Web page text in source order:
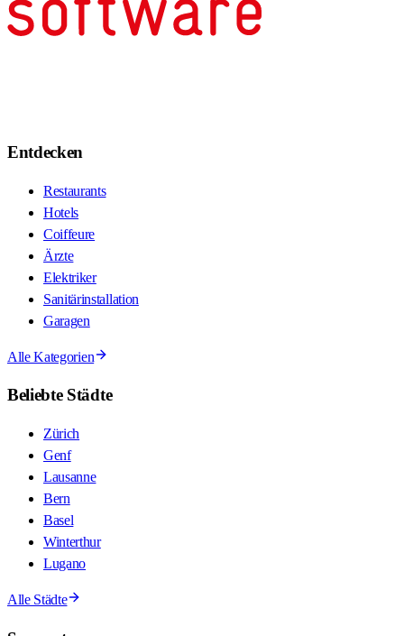
Entdecken
Restaurants
Hotels
Coiffeure
Ärzte
Elektriker
Sanitärinstallation
Garagen
Alle Kategorien
Beliebte Städte
Zürich
Genf
Lausanne
Bern
Basel
Winterthur
Lugano
Alle Städte